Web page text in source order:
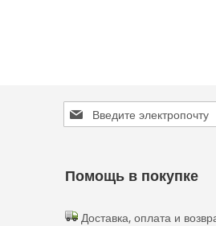
Sign
Up
Newsletter:
Помощь в покупке
Доставка, оплата и